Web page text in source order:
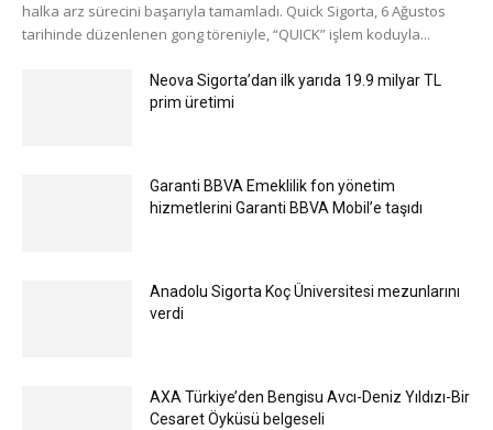
halka arz sürecini başarıyla tamamladı. Quick Sigorta, 6 Ağustos
tarihinde düzenlenen gong töreniyle, “QUICK” işlem koduyla...
Neova Sigorta’dan ilk yarıda 19.9 milyar TL
prim üretimi
Garanti BBVA Emeklilik fon yönetim
hizmetlerini Garanti BBVA Mobil’e taşıdı
Anadolu Sigorta Koç Üniversitesi mezunlarını
verdi
AXA Türkiye’den Bengisu Avcı-Deniz Yıldızı-Bir
Cesaret Öyküsü belgeseli